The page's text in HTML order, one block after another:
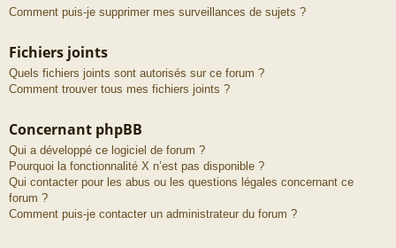
Comment puis-je supprimer mes surveillances de sujets ?
Fichiers joints
Quels fichiers joints sont autorisés sur ce forum ?
Comment trouver tous mes fichiers joints ?
Concernant phpBB
Qui a développé ce logiciel de forum ?
Pourquoi la fonctionnalité X n’est pas disponible ?
Qui contacter pour les abus ou les questions légales concernant ce
forum ?
Comment puis-je contacter un administrateur du forum ?